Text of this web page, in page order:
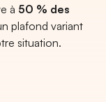
à 50 % des
plafond variant
situation.